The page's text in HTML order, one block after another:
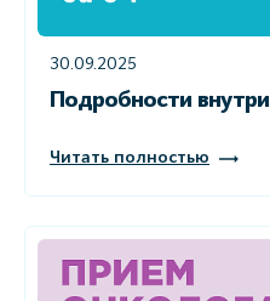
30.09.2025
Подробности внутри
Читать полностью